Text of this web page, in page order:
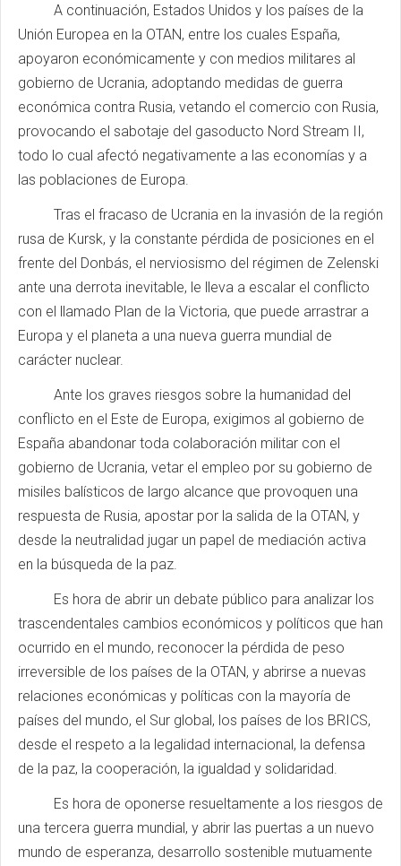
A continuación, Estados Unidos y los países de la
Unión Europea en la OTAN, entre los cuales España,
apoyaron económicamente y con medios militares al
gobierno de Ucrania, adoptando medidas de guerra
económica contra Rusia, vetando el comercio con Rusia,
provocando el sabotaje del gasoducto Nord Stream II,
todo lo cual afectó negativamente a las economías y a
las poblaciones de Europa.
Tras el fracaso de Ucrania en la invasión de la región
rusa de Kursk, y la constante pérdida de posiciones en el
frente del Donbás, el nerviosismo del régimen de Zelenski
ante una derrota inevitable, le lleva a escalar el conflicto
con el llamado Plan de la Victoria, que puede arrastrar a
Europa y el planeta a una nueva guerra mundial de
carácter nuclear.
Ante los graves riesgos sobre la humanidad del
conflicto en el Este de Europa, exigimos al gobierno de
España abandonar toda colaboración militar con el
gobierno de Ucrania, vetar el empleo por su gobierno de
misiles balísticos de largo alcance que provoquen una
respuesta de Rusia, apostar por la salida de la OTAN, y
desde la neutralidad jugar un papel de mediación activa
en la búsqueda de la paz.
Es hora de abrir un debate público para analizar los
trascendentales cambios económicos y políticos que han
ocurrido en el mundo, reconocer la pérdida de peso
irreversible de los países de la OTAN, y abrirse a nuevas
relaciones económicas y políticas con la mayoría de
países del mundo, el Sur global, los países de los BRICS,
desde el respeto a la legalidad internacional, la defensa
de la paz, la cooperación, la igualdad y solidaridad.
Es hora de oponerse resueltamente a los riesgos de
una tercera guerra mundial, y abrir las puertas a un nuevo
mundo de esperanza, desarrollo sostenible mutuamente